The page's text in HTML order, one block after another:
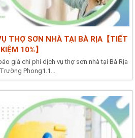
THỢ SƠN NHÀ TẠI BÀ RỊA【TIẾT
KIỆM 10%】
giá chi phí dịch vụ thợ sơn nhà tại Bà Rịa
Phong1.1...